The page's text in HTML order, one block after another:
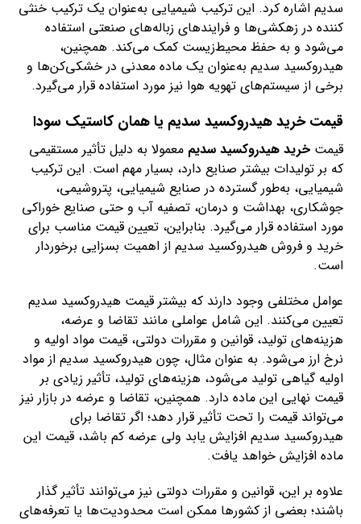
سدیم اشاره کرد. این ترکیب شیمیایی به‌عنوان یک ترکیب خنثی
کننده در زهکشی‌ها و فرایندهای زباله‌های صنعتی استفاده
می‌شود و به حفظ محیط‌زیست کمک می‌کند. همچنین،
هیدروکسید سدیم به‌عنوان یک ماده معدنی در خشکی‌کن‌ها و
برخی از سیستم‌های تهویه هوا نیز مورد استفاده قرار می‌گیرد.
قیمت خرید هیدروکسید سدیم یا همان کاستیک سودا
قیمتخرید هیدروکسید سدیم معمولا به دلیل تأثیر مستقیمی
که بر تولیدات بیشتر صنایع دارد، بسیار مهم است. این ترکیب
شیمیایی، به‌طور گسترده در صنایع شیمیایی، پتروشیمی،
جوشکاری، بهداشت و درمان، تصفیه آب و حتی صنایع خوراکی
مورد استفاده قرار می‌گیرد. بنابراین، تعیین قیمت مناسب برای
خرید و فروش هیدروکسید سدیم از اهمیت بسزایی برخوردار
است.
عوامل مختلفی وجود دارند که بیشتر قیمت هیدروکسید سدیم
تعیین می‌کنند. این شامل عواملی مانند تقاضا و عرضه،
هزینه‌های تولید، قوانین و مقررات دولتی، قیمت مواد اولیه و
نرخ ارز می‌شود. به عنوان مثال، چون هیدروکسید سدیم از مواد
اولیه گیاهی تولید می‌شود، هزینه‌های تولید، تأثیر زیادی بر
قیمت نهایی این ماده دارد. همچنین، تقاضا و عرضه در بازار نیز
می‌تواند قیمت را تحت تأثیر قرار دهد؛ اگر تقاضا برای
هیدروکسید سدیم افزایش یابد ولی عرضه کم باشد، قیمت این
ماده افزایش خواهد یافت.
علاوه بر این، قوانین و مقررات دولتی نیز می‌توانند تأثیر گذار
باشند؛ بعضی از کشورها ممکن است محدودیت‌ها یا تعرفه‌های